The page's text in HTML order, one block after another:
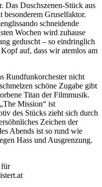
Das Duschszenen-Stück aus
besonderem Gruselfaktor.
schneidende
Wochen wird zuhause
geduscht – so eindringlich
auf, dass wir atemlos am
Rundfunkorchester nicht
schöne Zugabe gibt
Titan der Filmmusik.
Mission“ ist
des Stücks zieht sich durch
Zeichen der
Abends ist so rund wie
Hass und Ausgrenzung.
für